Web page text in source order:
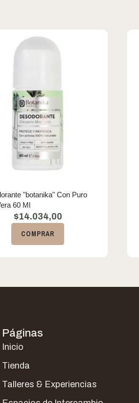
"botanika" Con Puro
60 Ml
$14.034,00
COMPRAR
Páginas
Inicio
Tienda
Talleres & Experiencias